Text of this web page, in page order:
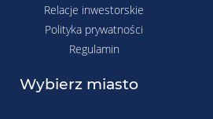
Relacje inwestorskie
Polityka prywatności
Regulamin
Wybierz miasto